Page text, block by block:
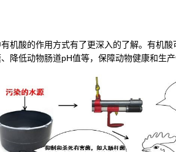
机酸的作用方式有了更深入的了解。有机
降低动物肠道pH值等，保障动物健康和生产